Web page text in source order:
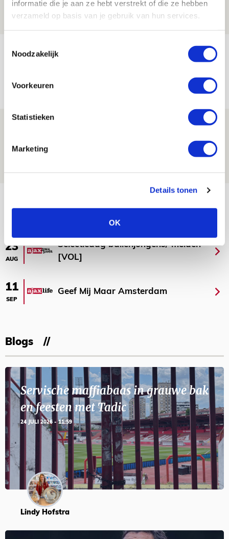
informatie die je aan ze hebt verstrekt of die ze hebben
verzameld op basis van je gebruik van hun services.
Noodzakelijk
Voorkeuren
Statistieken
Marketing
Details tonen
OK
07 AUGUSTUS 2026 - 00:36
NIEUWS
Trotse Klaassen: ‘Vierhonderd duels
Ajax zet Shelbourne eenvoudig opzij en
23
AUG
Selectiedag ballenjongens/-meiden
[VOL]
11
SEP
Geef Mij Maar Amsterdam
Blogs
Servische maffiabaas in grauwe bak
en feesten met Tadic
24 JULI 2026 - 11:59
Lindy Hofstra